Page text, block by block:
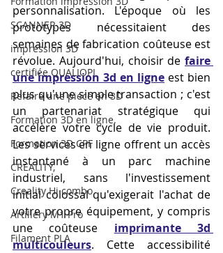
SCANNER 3D
impression 3D
certifiée QUALIOPI
Refaire une piece en 3D
Formation 3D en ligne.
Formation 3D CPF
CREALITY,
Creality Hi combo
Artillery M1 Pro
Filament PLA
personnalisation. L'époque où les
prototypes nécessitaient des
semaines de fabrication coûteuse est
révolue. Aujourd'hui, choisir de faire
une impression 3d en ligne est bien
plus qu'une simple transaction ; c'est
un partenariat stratégique qui
accélère votre cycle de vie produit.
Les services en ligne offrent un accès
instantané à un parc machine
industriel, sans l'investissement
initial colossal qu'exigerait l'achat de
votre propre équipement, y compris
une coûteuse imprimante 3d
multicouleurs. Cette accessibilité